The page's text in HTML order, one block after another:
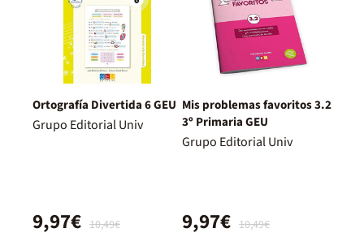
Ortografía Divertida 6 GEU
Grupo Editorial Univ
10,49€
9,97€
Mis problemas favoritos 3.2
3º Primaria GEU
Grupo Editorial Univ
10,49€
9,97€